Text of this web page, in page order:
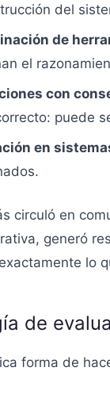
del
de
el
con
puede
en
circuló en
generó
lo
de
forma de